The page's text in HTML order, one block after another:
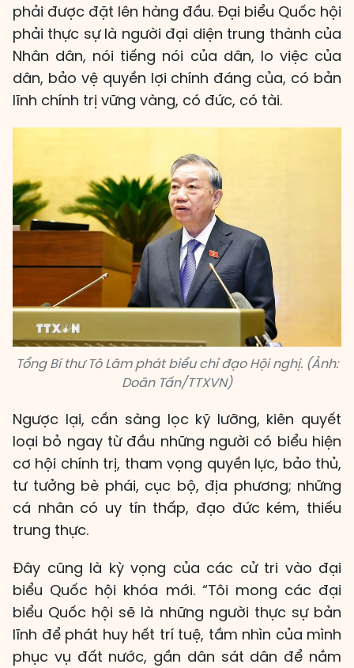
phải được đặt lên hàng đầu. Đại biểu Quốc hội
phải thực sự là người đại diện trung thành của
Nhân dân, nói tiếng nói của dân, lo việc của
dân, bảo vệ quyền lợi chính đáng của, có bản
lĩnh chính trị vững vàng, có đức, có tài.
Tổng Bí thư Tô Lâm phát biểu chỉ đạo Hội nghị. (Ảnh:
Doãn Tấn/TTXVN)
Ngược lại, cần sàng lọc kỹ lưỡng, kiên quyết
loại bỏ ngay từ đầu những người có biểu hiện
cơ hội chính trị, tham vọng quyền lực, bảo thủ,
tư tưởng bè phái, cục bộ, địa phương; những
cá nhân có uy tín thấp, đạo đức kém, thiếu
trung thực.
Đây cũng là kỳ vọng của các cử tri vào đại
biểu Quốc hội khóa mới. “Tôi mong các đại
biểu Quốc hội sẽ là những người thực sự bản
lĩnh để phát huy hết trí tuệ, tầm nhìn của mình
phục vụ đất nước, gần dân sát dân để nắm